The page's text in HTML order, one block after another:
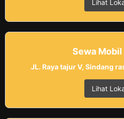
Lihat
Sewa Mobil
JL. Raya tajur V, Sindang
Lihat